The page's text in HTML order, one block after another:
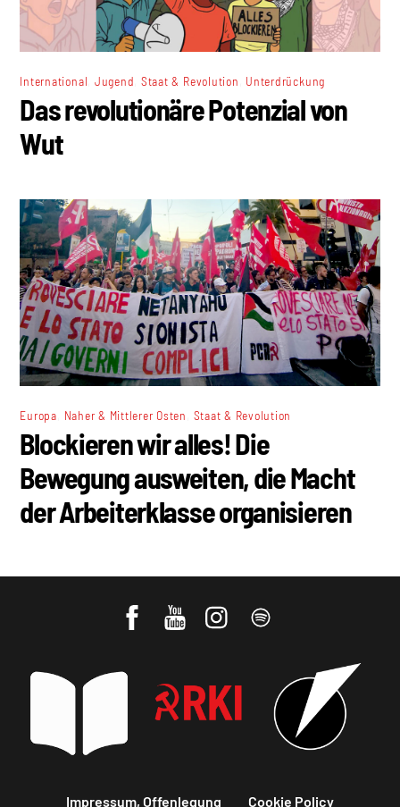
International Jugend Staat & Revolution Unterdrückung
Das revolutionäre Potenzial von
Wut
Europa Naher & Mittlerer Osten Staat & Revolution
Blockieren wir alles! Die
Bewegung ausweiten, die Macht
der Arbeiterklasse organisieren
Impressum, Offenlegung Cookie Policy